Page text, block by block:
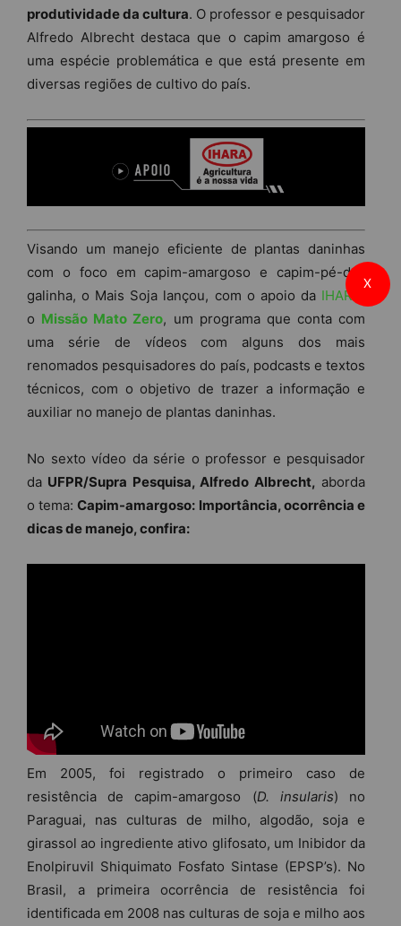
produtividade da cultura. O professor e pesquisador
Alfredo Albrecht destaca que o capim amargoso é
uma espécie problemática e que está presente em
diversas regiões de cultivo do país.
Visando um manejo eficiente de plantas daninhas
com o foco em capim-amargoso e capim-pé-de-
galinha, o Mais Soja lançou, com o apoio da IHARA
o Missão Mato Zero, um programa que conta com
uma série de vídeos com alguns dos mais
renomados pesquisadores do país, podcasts e textos
técnicos, com o objetivo de trazer a informação e
auxiliar no manejo de plantas daninhas.
No sexto vídeo da série o professor e pesquisador
da UFPR/Supra Pesquisa, Alfredo Albrecht, aborda
o tema:Capim-amargoso: Importância, ocorrência e
dicas de manejo, confira:
Em 2005, foi registrado o primeiro caso de
resistência de capim-amargoso (D. insularis) no
Paraguai, nas culturas de milho, algodão, soja e
girassol ao ingrediente ativo glifosato, um Inibidor da
Enolpiruvil Shiquimato Fosfato Sintase (EPSP’s). No
Brasil, a primeira ocorrência de resistência foi
identificada em 2008 nas culturas de soja e milho aos
X